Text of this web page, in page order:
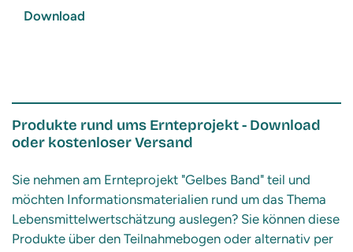
Download
Produkte rund ums Ernteprojekt - Download
oder kostenloser Versand
Sie nehmen am Ernteprojekt "Gelbes Band" teil und
möchten Informationsmaterialien rund um das Thema
Lebensmittelwertschätzung auslegen? Sie können diese
Produkte über den Teilnahmebogen oder alternativ per